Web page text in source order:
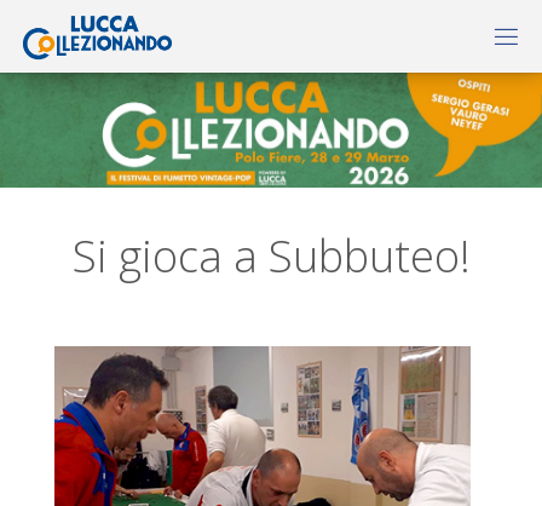
Si gioca a Subbuteo!